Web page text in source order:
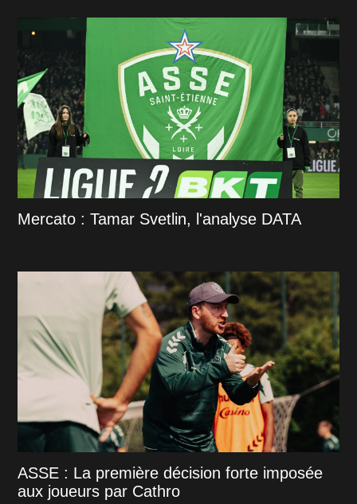
Mercato : Tamar Svetlin, l'analyse DATA
ASSE : La première décision forte imposée
aux joueurs par Cathro